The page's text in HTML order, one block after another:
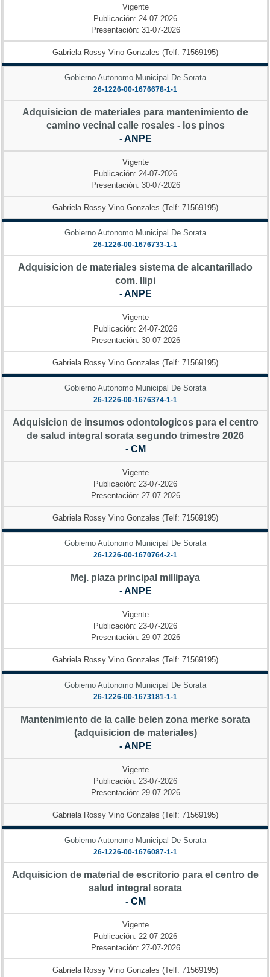
Vigente
Publicación: 24-07-2026
Presentación: 31-07-2026
Gabriela Rossy Vino Gonzales (Telf: 71569195)
Gobierno Autonomo Municipal De Sorata
26-1226-00-1676678-1-1
Adquisicion de materiales para mantenimiento de
camino vecinal calle rosales - los pinos
- ANPE
Vigente
Publicación: 24-07-2026
Presentación: 30-07-2026
Gabriela Rossy Vino Gonzales (Telf: 71569195)
Gobierno Autonomo Municipal De Sorata
26-1226-00-1676733-1-1
Adquisicion de materiales sistema de alcantarillado
com. llipi
- ANPE
Vigente
Publicación: 24-07-2026
Presentación: 30-07-2026
Gabriela Rossy Vino Gonzales (Telf: 71569195)
Gobierno Autonomo Municipal De Sorata
26-1226-00-1676374-1-1
Adquisicion de insumos odontologicos para el centro
de salud integral sorata segundo trimestre 2026
- CM
Vigente
Publicación: 23-07-2026
Presentación: 27-07-2026
Gabriela Rossy Vino Gonzales (Telf: 71569195)
Gobierno Autonomo Municipal De Sorata
26-1226-00-1670764-2-1
Mej. plaza principal millipaya
- ANPE
Vigente
Publicación: 23-07-2026
Presentación: 29-07-2026
Gabriela Rossy Vino Gonzales (Telf: 71569195)
Gobierno Autonomo Municipal De Sorata
26-1226-00-1673181-1-1
Mantenimiento de la calle belen zona merke sorata
(adquisicion de materiales)
- ANPE
Vigente
Publicación: 23-07-2026
Presentación: 29-07-2026
Gabriela Rossy Vino Gonzales (Telf: 71569195)
Gobierno Autonomo Municipal De Sorata
26-1226-00-1676087-1-1
Adquisicion de material de escritorio para el centro de
salud integral sorata
- CM
Vigente
Publicación: 22-07-2026
Presentación: 27-07-2026
Gabriela Rossy Vino Gonzales (Telf: 71569195)